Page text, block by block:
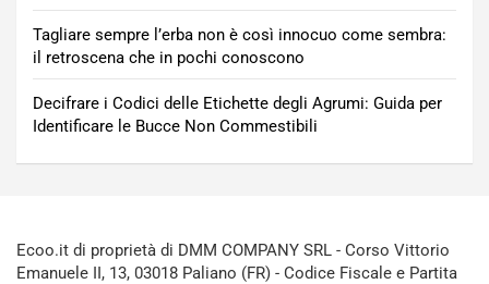
Tagliare sempre l’erba non è così innocuo come sembra:
il retroscena che in pochi conoscono
Decifrare i Codici delle Etichette degli Agrumi: Guida per
Identificare le Bucce Non Commestibili
Ecoo.it di proprietà di DMM COMPANY SRL - Corso Vittorio
Emanuele II, 13, 03018 Paliano (FR) - Codice Fiscale e Partita